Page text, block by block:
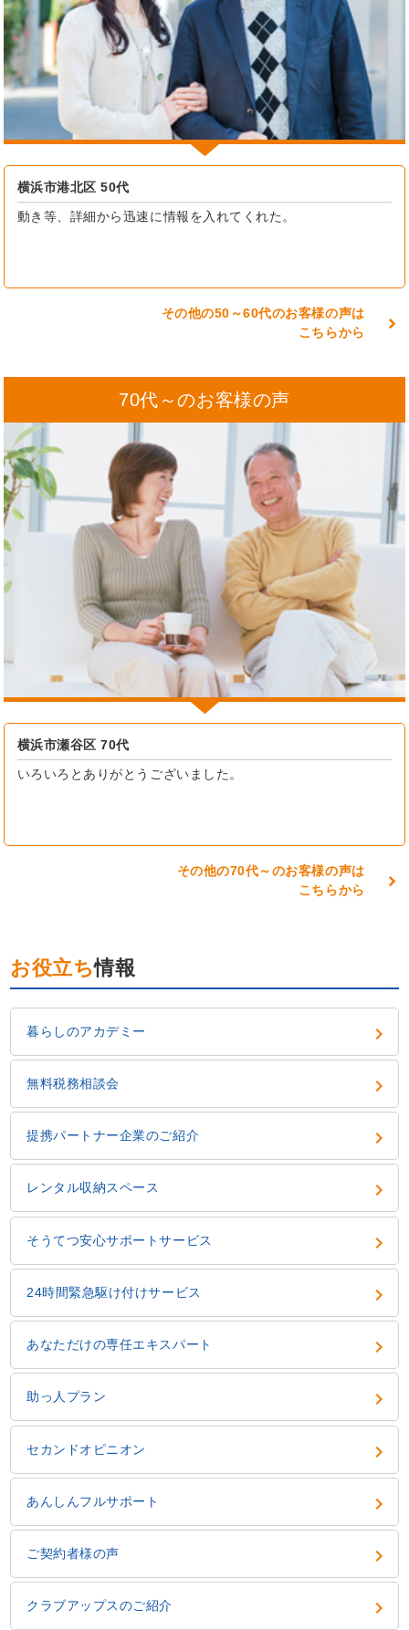
横浜市港北区 50代
動き等、詳細から迅速に情報を入れてくれた。
その他の50～60代のお客様の声は
こちらから
70代～のお客様の声
横浜市瀬谷区 70代
いろいろとありがとうございました。
その他の70代～のお客様の声は
こちらから
お役立ち情報
暮らしのアカデミー keyboard_arrow_right
無料税務相談会 keyboard_arrow_right
提携パートナー企業のご紹介 keyboard_arrow_right
レンタル収納スペース keyboard_arrow_right
そうてつ安心サポートサービス keyboard_arrow_right
24時間緊急駆け付けサービス keyboard_arrow_right
あなただけの専任エキスパート keyboard_arrow_right
助っ人プラン keyboard_arrow_right
セカンドオピニオン keyboard_arrow_right
あんしんフルサポート keyboard_arrow_right
ご契約者様の声 keyboard_arrow_right
クラブアップスのご紹介 keyboard_arrow_right